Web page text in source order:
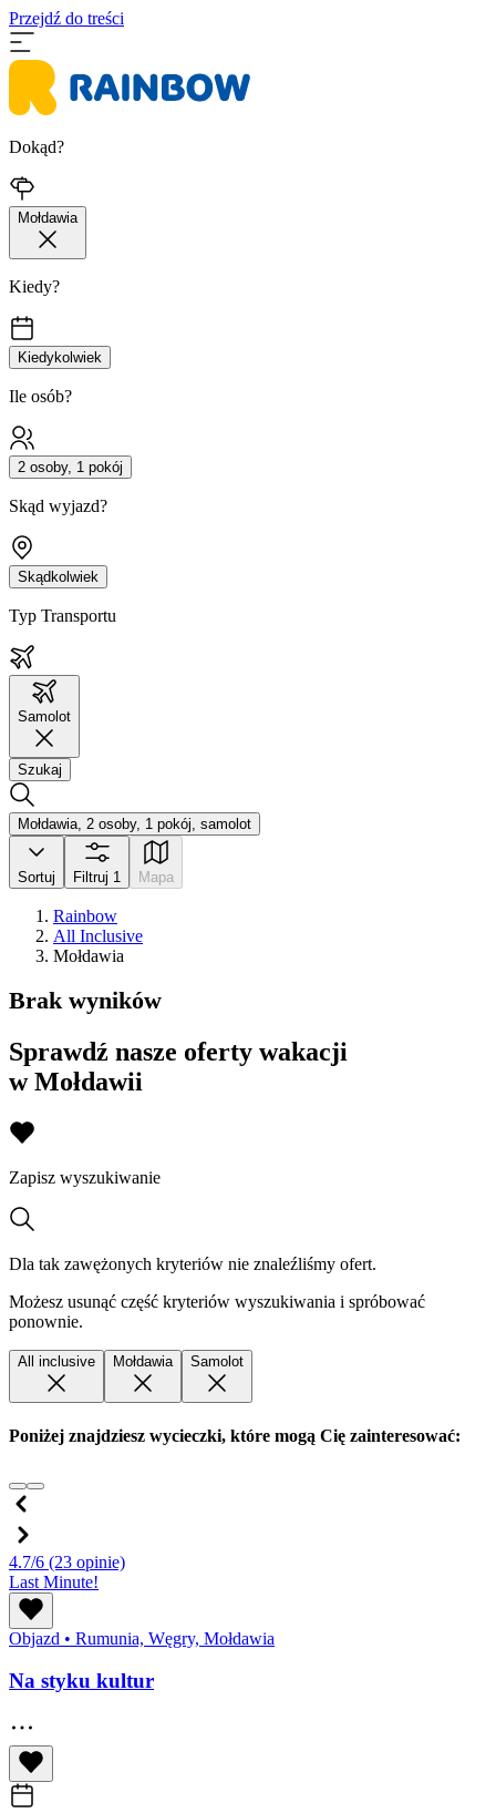
Przejdź do treści
Dokąd?
Mołdawia
Kiedy?
Kiedykolwiek
Ile osób?
2 osoby, 1 pokój
Skąd wyjazd?
Skądkolwiek
Typ Transportu
Samolot
Szukaj
Mołdawia, 2 osoby, 1 pokój, samolot
Sortuj Filtruj 1 Mapa
Rainbow
All Inclusive
Mołdawia
Brak wyników
Sprawdź nasze oferty wakacji
w Mołdawii
Zapisz wyszukiwanie
Dla tak zawężonych kryteriów nie znaleźliśmy ofert.
Możesz usunąć część kryteriów wyszukiwania i spróbować
ponownie.
All inclusive Mołdawia Samolot
Poniżej znajdziesz wycieczki, które mogą Cię zainteresować:
4.7/6 (23 opinie)
Last Minute!
Objazd • Rumunia, Węgry, Mołdawia
Na styku kultur